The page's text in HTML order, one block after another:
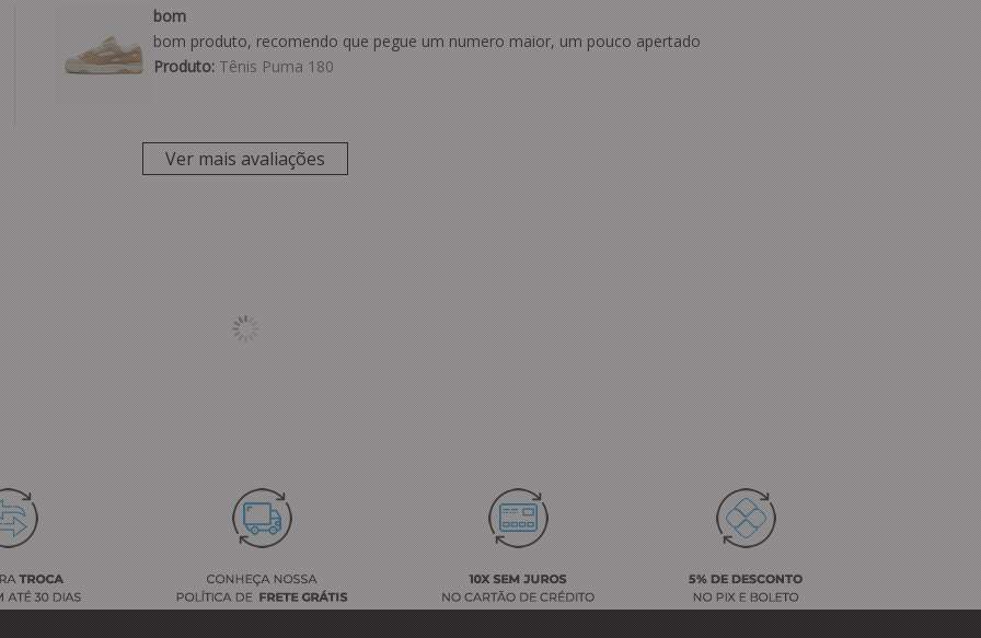
bom
bom produto, recomendo que pegue um numero maior, um pouco apertado
Produto:Tênis Puma 180
Ver mais avaliações